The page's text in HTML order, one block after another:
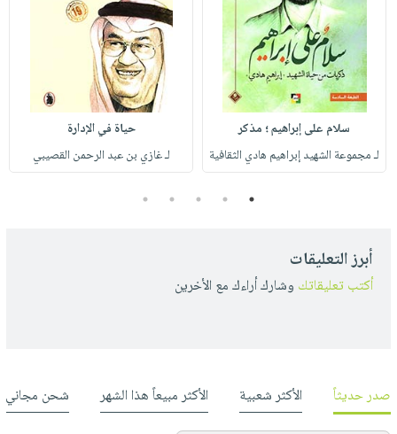
سلام على إبراهيم ؛ مذكر
لـ مجموعة الشهيد إبراهيم هادي الثقافية
حياة في الإدارة
لـ غازي بن عبد الرحمن القصيبي
1
2
3
4
5
أبرز التعليقات
أكتب تعليقاتك وشارك أراءك مع الأخرين
صدر حديثاً الأكثر شعبية الأكثر مبيعاً هذا الشهر شحن مجاني